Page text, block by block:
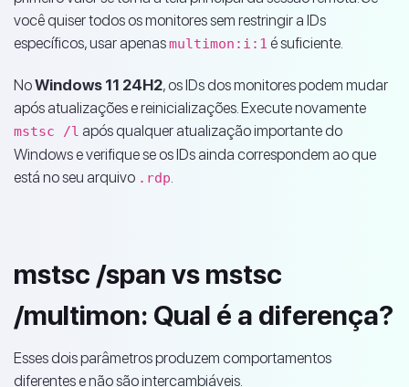
você quiser todos os monitores sem restringir a IDs
específicos, usar apenasmultimon:i:1 é suficiente.
NoWindows 11 24H2, os IDs dos monitores podem mudar
após atualizações e reinicializações. Execute novamente
mstsc /l após qualquer atualização importante do
Windows e verifique se os IDs ainda correspondem ao que
está no seu arquivo .rdp
mstsc /span vs mstsc
/multimon: Qual é a diferença?
Esses dois parâmetros produzem comportamentos
diferentes e não são intercambiáveis.